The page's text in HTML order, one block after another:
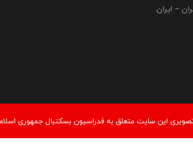
– ایران
اين سايت متعلق به فدراسیون بسکتبال جمهوری